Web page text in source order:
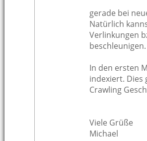
gerade bei
Natürlich
Verlinkungen
beschleunigen.
In den ersten
indexiert. Dies
Crawling
Viele Grüße
Michael